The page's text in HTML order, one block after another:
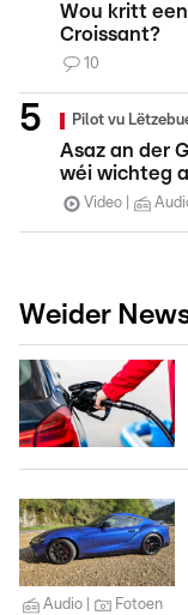
Wou kritt
Croissant?
10
Pilot vu
Asaz an der
wéi wichteg
Video
Weider
Audio Fotoen